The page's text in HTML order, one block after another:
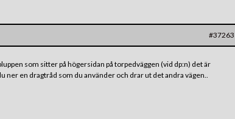
#37263
som sitter på högersidan på torpedväggen (vid dp:n) det är
ner en dragtråd som du använder och drar ut det andra vägen..